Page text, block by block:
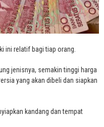
ini relatif bagi tiap orang.
jenisnya, semakin tinggi harga
yang akan dibeli dan siapkan
kandang dan tempat